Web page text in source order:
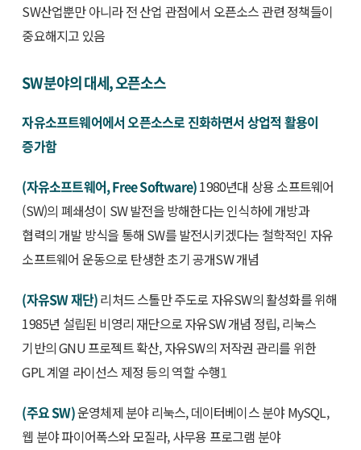
SW산업뿐만 아니라 전 산업 관점에서 오픈소스 관련 정책들이
중요해지고 있음
SW 분야의 대세, 오픈소스
자유소프트웨어에서 오픈소스로 진화하면서 상업적 활용이
증가함
(자유소프트웨어, Free Software)1980년대 상용 소프트웨어
(SW)의 폐쇄성이 SW 발전을 방해한다는 인식하에 개방과
협력의 개발 방식을 통해 SW를 발전시키겠다는 철학적인 자유
소프트웨어 운동으로 탄생한 초기 공개SW 개념
(자유SW 재단)리처드 스톨만 주도로 자유SW의 활성화를 위해
1985년 설립된 비영리 재단으로 자유SW 개념 정립, 리눅스
기반의 GNU 프로젝트 확산, 자유SW의 저작권 관리를 위한
GPL 계열 라이선스 제정 등의 역할 수행1
(주요 SW)운영체제 분야 리눅스, 데이터베이스 분야 MySQL,
웹 분야 파이어폭스와 모질라, 사무용 프로그램 분야